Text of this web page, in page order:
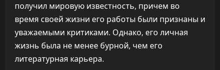
получил мировую известность, причем во
время своей жизни его работы были признаны и
уважаемыми критиками. Однако, его личная
жизнь была не менее бурной, чем его
литературная карьера.